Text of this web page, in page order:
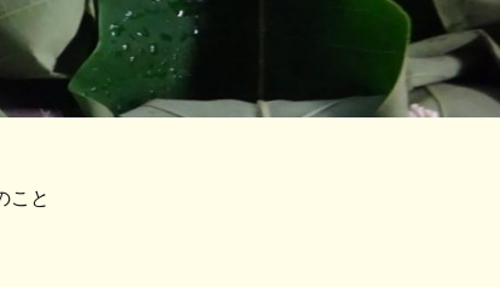
こと